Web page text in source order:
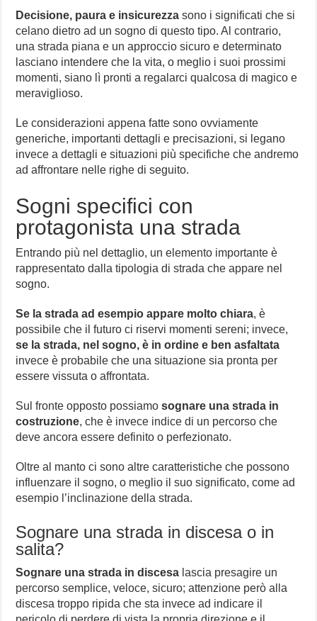
Decisione, paura e insicurezza sono i significati che si
celano dietro ad un sogno di questo tipo. Al contrario,
una strada piana e un approccio sicuro e determinato
lasciano intendere che la vita, o meglio i suoi prossimi
momenti, siano lì pronti a regalarci qualcosa di magico e
meraviglioso.
Le considerazioni appena fatte sono ovviamente
generiche, importanti dettagli e precisazioni, si legano
invece a dettagli e situazioni più specifiche che andremo
ad affrontare nelle righe di seguito.
Sogni specifici con
protagonista una strada
Entrando più nel dettaglio, un elemento importante è
rappresentato dalla tipologia di strada che appare nel
sogno.
Se la strada ad esempio appare molto chiara, è
possibile che il futuro ci riservi momenti sereni; invece,
se la strada, nel sogno, è in ordine e ben asfaltata
invece è probabile che una situazione sia pronta per
essere vissuta o affrontata.
Sul fronte opposto possiamosognare una strada in
costruzione, che è invece indice di un percorso che
deve ancora essere definito o perfezionato.
Oltre al manto ci sono altre caratteristiche che possono
influenzare il sogno, o meglio il suo significato, come ad
esempio l’inclinazione della strada.
Sognare una strada in discesa o in
salita?
Sognare una strada in discesa lascia presagire un
percorso semplice, veloce, sicuro; attenzione però alla
discesa troppo ripida che sta invece ad indicare il